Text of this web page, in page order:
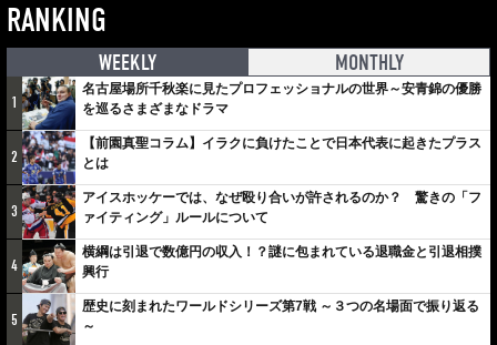
RANKING
WEEKLY MONTHLY
1
名古屋場所千秋楽に見たプロフェッショナルの世界～安青錦の優勝
を巡るさまざまなドラマ
2
【前園真聖コラム】イラクに負けたことで日本代表に起きたプラス
とは
3
アイスホッケーでは、なぜ殴り合いが許されるのか？ 驚きの「フ
ァイティング」ルールについて
4
横綱は引退で数億円の収入！？謎に包まれている退職金と引退相撲
興行
5
歴史に刻まれたワールドシリーズ第7戦 ～３つの名場面で振り返る
～